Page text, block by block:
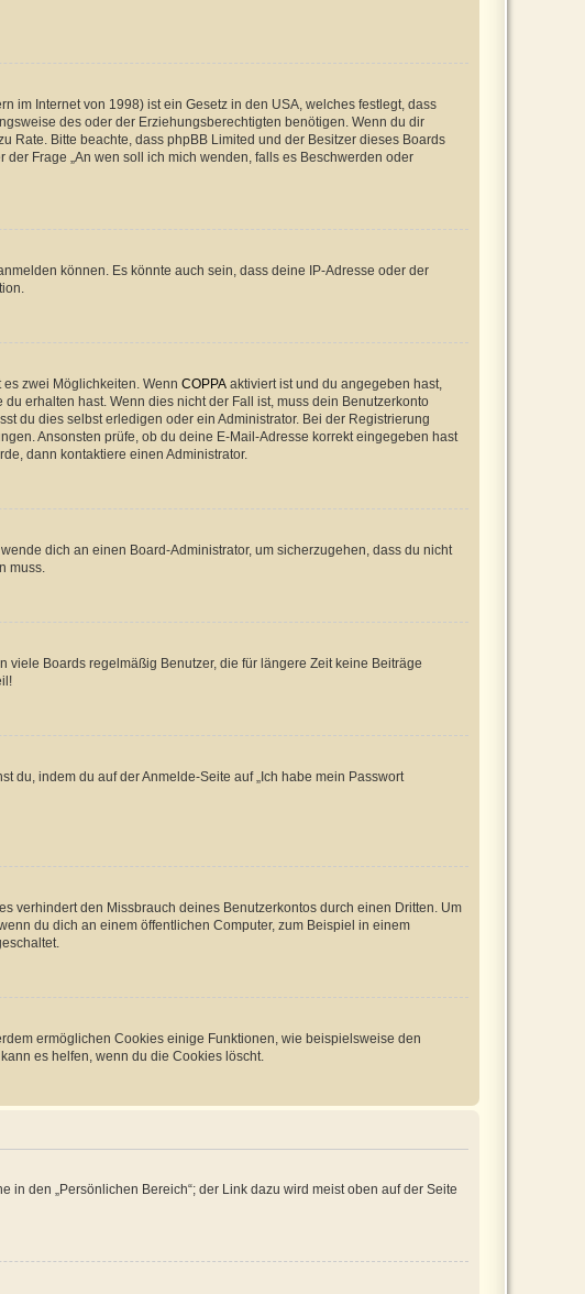
im Internet von 1998) ist ein Gesetz in den USA, welches festlegt, dass
des oder der Erziehungsberechtigten benötigen. Wenn du dir
Rate. Bitte beachte, dass phpBB Limited und der Besitzer dieses Boards
Frage „An wen soll ich mich wenden, falls es Beschwerden oder
können. Es könnte auch sein, dass deine IP-Adresse oder der
zwei Möglichkeiten. Wenn COPPA aktiviert ist und du angegeben hast,
erhalten hast. Wenn dies nicht der Fall ist, muss dein Benutzerkonto
du dies selbst erledigen oder ein Administrator. Bei der Registrierung
Ansonsten prüfe, ob du deine E-Mail-Adresse korrekt eingegeben hast
dann kontaktiere einen Administrator.
dich an einen Board-Administrator, um sicherzugehen, dass du nicht
muss.
Boards regelmäßig Benutzer, die für längere Zeit keine Beiträge
du, indem du auf der Anmelde-Seite auf „Ich habe mein Passwort
verhindert den Missbrauch deines Benutzerkontos durch einen Dritten. Um
du dich an einem öffentlichen Computer, zum Beispiel in einem
ermöglichen Cookies einige Funktionen, wie beispielsweise den
es helfen, wenn du die Cookies löscht.
den „Persönlichen Bereich“; der Link dazu wird meist oben auf der Seite